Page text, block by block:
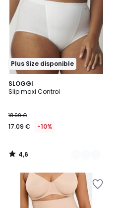
Plus Size disponible
SLOGGI
Slip maxi Control
18.99 €
17.09 € -10%
4,6
/ 5
2
Colores
4,6
/